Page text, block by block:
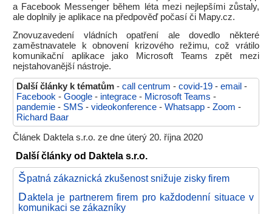
a Facebook Messenger během léta mezi nejlepšími zůstaly,
ale doplnily je aplikace na předpověď počasí či Mapy.cz.
Znovuzavedení vládních opatření ale dovedlo některé
zaměstnavatele k obnovení krizového režimu, což vrátilo
komunikační aplikace jako Microsoft Teams zpět mezi
nejstahovanější nástroje.
Další články k tématům - call centrum - covid-19 - email -
Facebook - Google - integrace - Microsoft Teams -
pandemie - SMS - videokonference - Whatsapp - Zoom -
Richard Baar
Článek Daktela s.r.o. ze dne úterý 20. října 2020
Další články od Daktela s.r.o.
Špatná zákaznická zkušenost snižuje zisky firem
Daktela je partnerem firem pro každodenní situace v
komunikaci se zákazníky